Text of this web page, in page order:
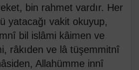
bin rahmet vardır. Her
yatacağı vakit okuyup,
bil islâmi kâimen ve
râkıden ve lâ tüşemmitnî
Allahümme innî